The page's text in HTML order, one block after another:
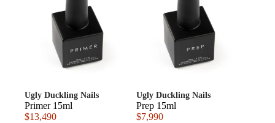
Ugly Duckling Nails
Primer 15ml
$13,490
Ugly Duckling Nails
Prep 15ml
$7,990